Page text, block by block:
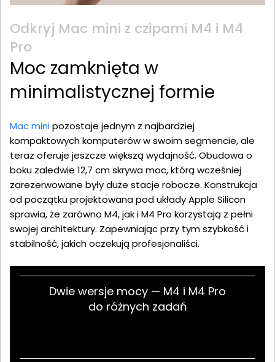
Odkryj Mac mini z czipami M4 i M4
Pro
Moc zamknięta w
minimalistycznej formie
Mac minipozostaje jednym z najbardziej
kompaktowych komputerów w swoim segmencie, ale
teraz oferuje jeszcze większą wydajność. Obudowa o
boku zaledwie 12,7 cm skrywa moc, którą wcześniej
zarezerwowane były duże stacje robocze. Konstrukcja
od początku projektowana pod układy Apple Silicon
sprawia, że zarówno M4, jak i M4 Pro korzystają z pełni
swojej architektury. Zapewniając przy tym szybkość i
stabilność, jakich oczekują profesjonaliści.
Dwie wersje mocy — M4 i M4 Pro
do różnych zadań